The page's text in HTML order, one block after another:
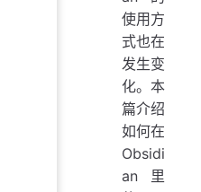
使用方
式也在
发生变
化。本
篇介绍
如何在
Obsidi
an 里